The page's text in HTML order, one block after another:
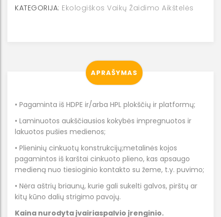
WD1405
KATEGORIJA: Ekologiškos Vaikų Žaidimo Aikštelės
APRAŠYMAS
• Pagaminta iš HDPE ir/arba HPL plokščių ir platformų;
• Laminuotos aukščiausios kokybės impregnuotos ir
lakuotos pušies medienos;
• Plieninių cinkuotų konstrukcijų;metalinės kojos
pagamintos iš karštai cinkuoto plieno, kas apsaugo
medieną nuo tiesioginio kontakto su žeme, t.y. puvimo;
• Nėra aštrių briaunų, kurie gali sukelti galvos, pirštų ar
kitų kūno dalių strigimo pavojų.
Kaina nurodyta įvairiaspalvio įrenginio.